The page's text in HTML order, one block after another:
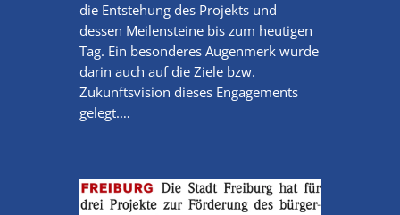
die Entstehung des Projekts und
dessen Meilensteine bis zum heutigen
Tag. Ein besonderes Augenmerk wurde
darin auch auf die Ziele bzw.
Zukunftsvision dieses Engagements
gelegt.…